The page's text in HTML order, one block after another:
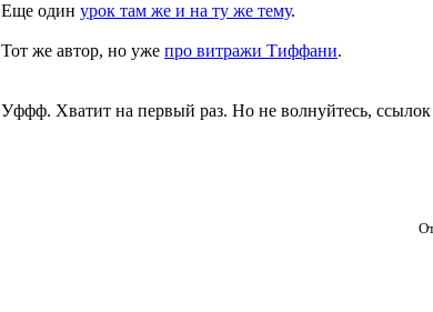
Еще один урок там же и на ту же тему.
Тот же автор, но уже про витражи Тиффани.
Уффф. Хватит на первый раз. Но не волнуйтесь,